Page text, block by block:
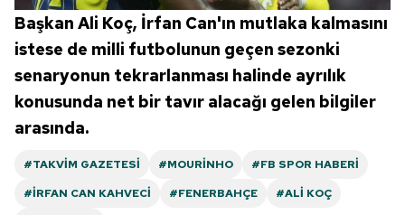
Başkan Ali Koç, İrfan Can'ın mutlaka kalmasını
istese de milli futbolunun geçen sezonki
senaryonun tekrarlanması halinde ayrılık
konusunda net bir tavır alacağı gelen bilgiler
arasında.
#TAKVIM GAZETESI #MOURINHO
#FB SPOR HABERI
#İRFAN CAN KAHVECI
#FENERBAHÇE
#ALI KOÇ